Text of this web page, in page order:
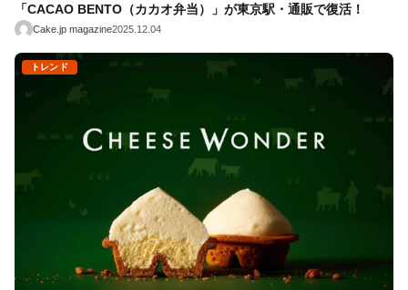
「CACAO BENTO（カカオ弁当）」が東京駅・通販で復活！
Cake.jp magazine2025.12.04
トレンド